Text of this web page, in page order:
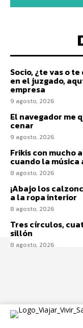
Socio, ¿te vas o
en el juzgado,
empresa
9 agosto, 2026
El navegador me
cenar
9 agosto, 2026
Frikis con mucho
cuando la
8 agosto, 2026
¡Abajo los
a la ropa interior
8 agosto, 2026
Tres círculos,
sillón
8 agosto, 2026